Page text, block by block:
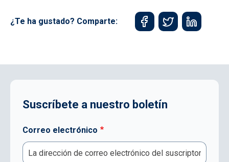
¿Te ha gustado? Comparte:
Suscríbete a nuestro boletín
Correo electrónico